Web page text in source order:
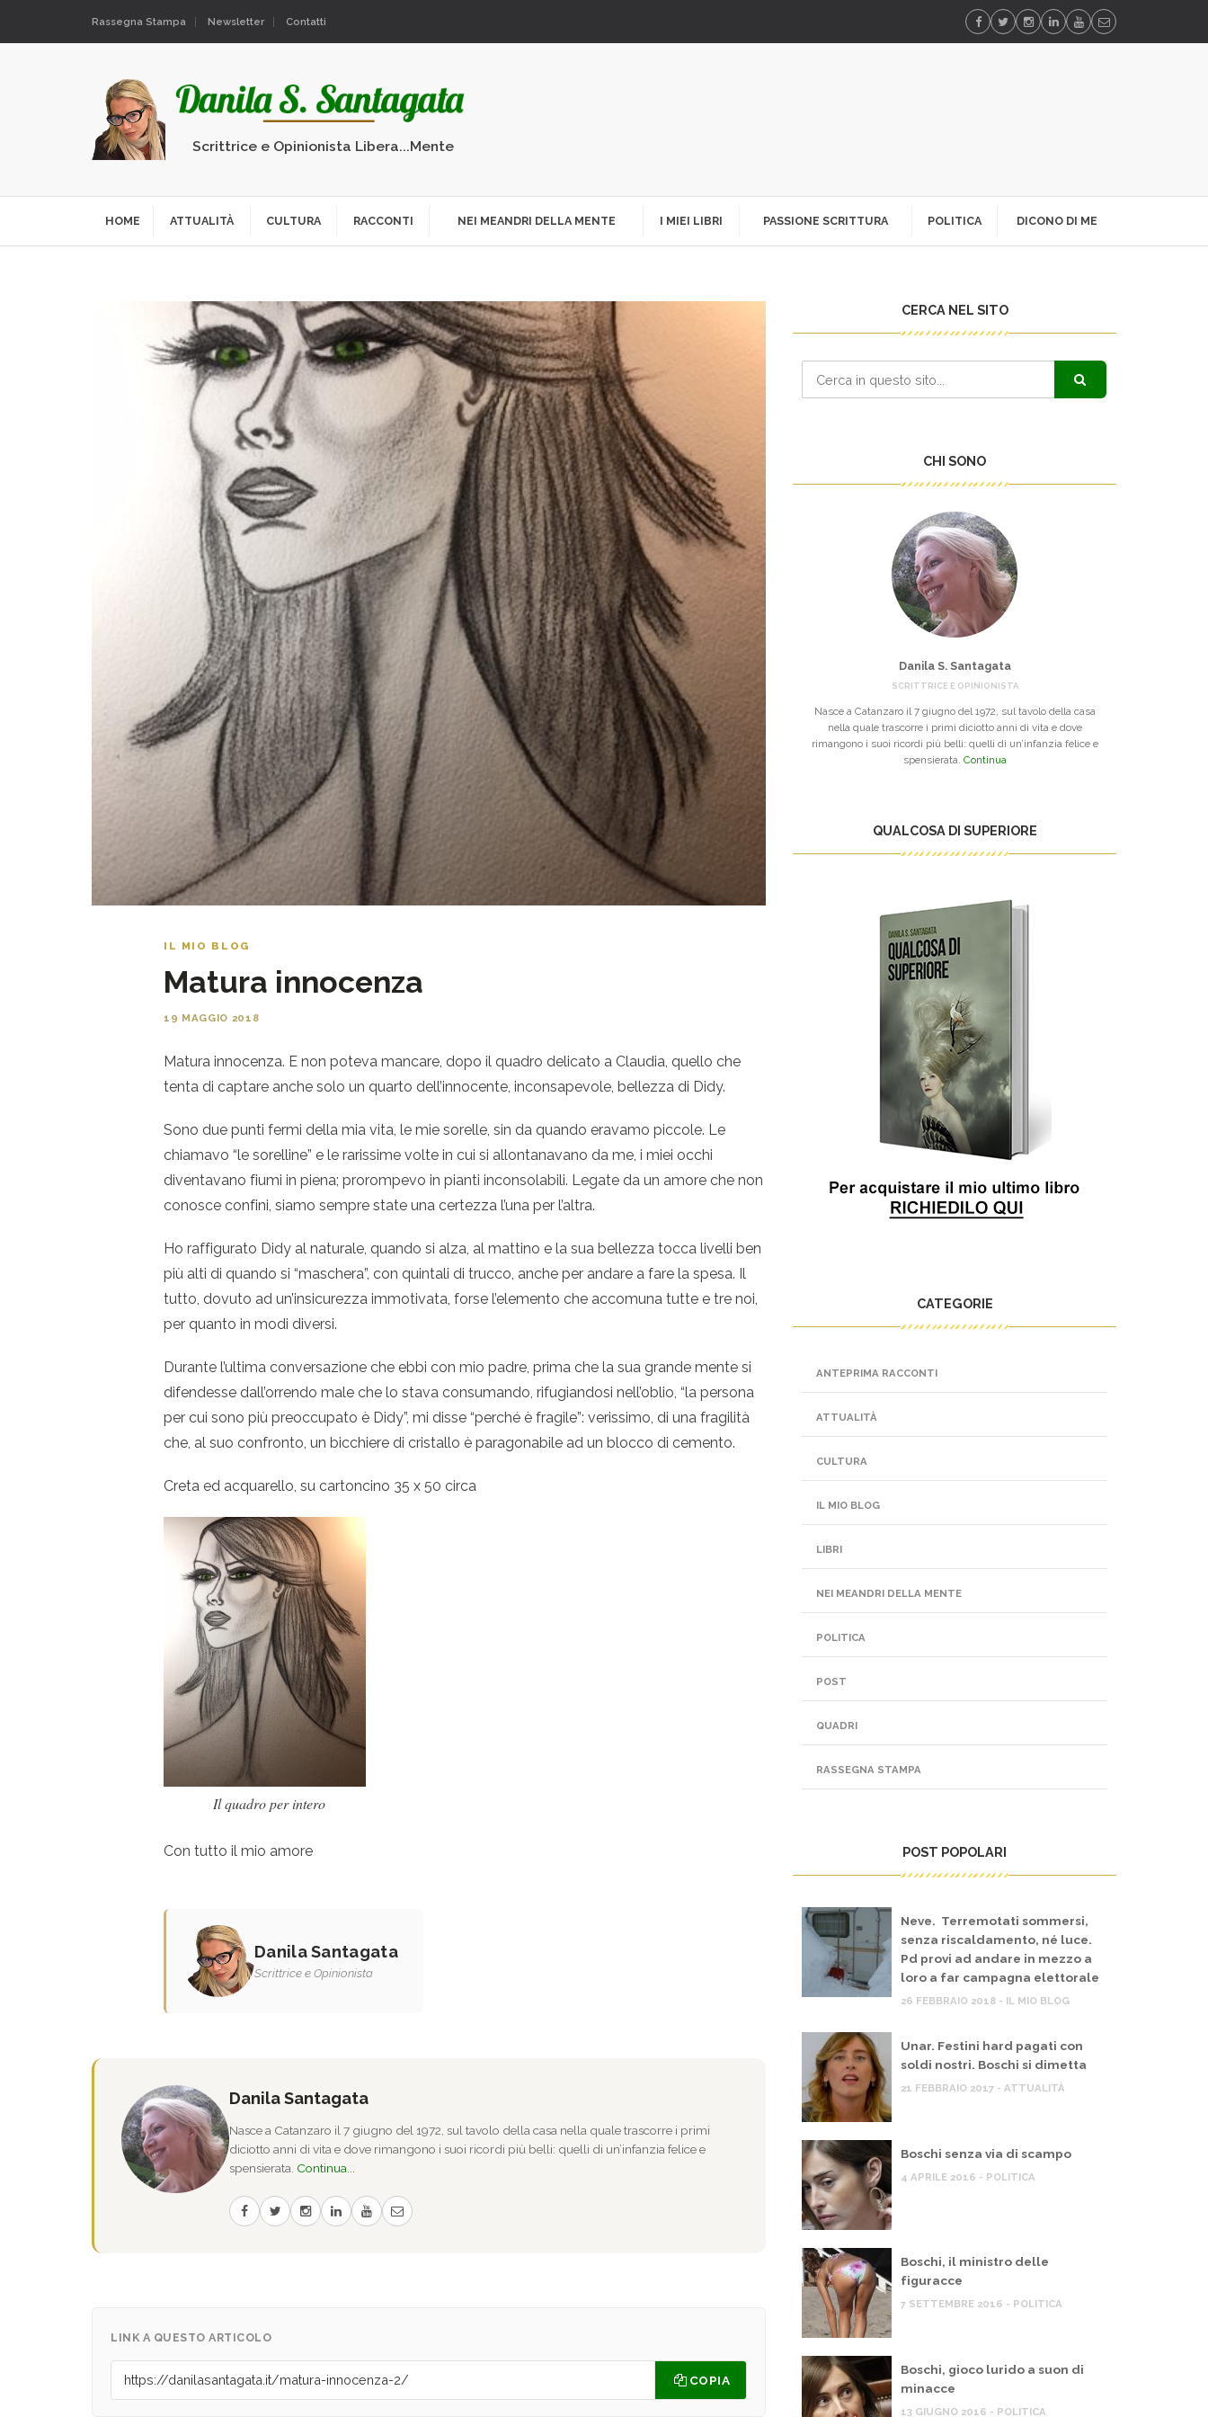
Rassegna Stampa Newsletter Contatti
Scrittrice e Opinionista Libera...Mente
HOME ATTUALITÀ CULTURA RACCONTI NEI MEANDRI DELLA MENTE I MIEI LIBRI PASSIONE SCRITTURA POLITICA DICONO DI ME
IL MIO BLOG
Matura innocenza
19 MAGGIO 2018
Matura innocenza. E non poteva mancare, dopo il quadro delicato a Claudia, quello che
tenta di captare anche solo un quarto dell’innocente, inconsapevole, bellezza di Didy.
Sono due punti fermi della mia vita, le mie sorelle, sin da quando eravamo piccole. Le
chiamavo “le sorelline” e le rarissime volte in cui si allontanavano da me, i miei occhi
diventavano fiumi in piena; prorompevo in pianti inconsolabili. Legate da un amore che non
conosce confini, siamo sempre state una certezza l’una per l’altra.
Ho raffigurato Didy al naturale, quando si alza, al mattino e la sua bellezza tocca livelli ben
più alti di quando si “maschera”, con quintali di trucco, anche per andare a fare la spesa. Il
tutto, dovuto ad un’insicurezza immotivata, forse l’elemento che accomuna tutte e tre noi,
per quanto in modi diversi.
Durante l’ultima conversazione che ebbi con mio padre, prima che la sua grande mente si
difendesse dall’orrendo male che lo stava consumando, rifugiandosi nell’oblio, “la persona
per cui sono più preoccupato è Didy”, mi disse “perché è fragile”: verissimo, di una fragilità
che, al suo confronto, un bicchiere di cristallo è paragonabile ad un blocco di cemento.
Creta ed acquarello, su cartoncino 35 x 50 circa
Il quadro per intero
Con tutto il mio amore
Danila Santagata
Scrittrice e Opinionista
Danila Santagata
Nasce a Catanzaro il 7 giugno del 1972, sul tavolo della casa nella quale trascorre i primi
diciotto anni di vita e dove rimangono i suoi ricordi più belli: quelli di un’infanzia felice e
spensierata. Continua...
LINK A QUESTO ARTICOLO
COPIA
CERCA NEL SITO
CHI SONO
Danila S. Santagata
SCRITTRICE E OPINIONISTA
Nasce a Catanzaro il 7 giugno del 1972, sul tavolo della casa
nella quale trascorre i primi diciotto anni di vita e dove
rimangono i suoi ricordi più belli: quelli di un’infanzia felice e
spensierata. Continua
QUALCOSA DI SUPERIORE
CATEGORIE
ANTEPRIMA RACCONTI
ATTUALITÀ
CULTURA
IL MIO BLOG
LIBRI
NEI MEANDRI DELLA MENTE
POLITICA
POST
QUADRI
RASSEGNA STAMPA
POST POPOLARI
Neve. Terremotati sommersi,
senza riscaldamento, né luce.
Pd provi ad andare in mezzo a
loro a far campagna elettorale
26 FEBBRAIO 2018 - IL MIO BLOG
Unar. Festini hard pagati con
soldi nostri. Boschi si dimetta
21 FEBBRAIO 2017 - ATTUALITÀ
Boschi senza via di scampo
4 APRILE 2016 - POLITICA
Boschi, il ministro delle
figuracce
7 SETTEMBRE 2016 - POLITICA
Boschi, gioco lurido a suon di
minacce
13 GIUGNO 2016 - POLITICA